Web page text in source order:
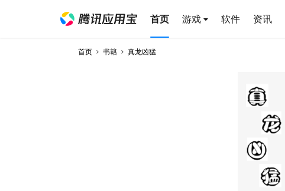
首页 游戏 软件 资讯
首页 书籍 真龙凶猛